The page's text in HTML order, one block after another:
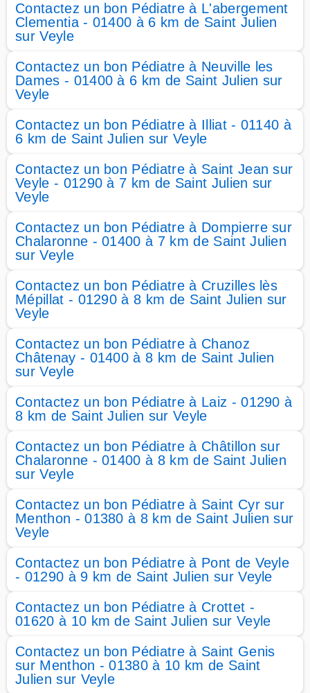
Contactez un bon Pédiatre à L'abergement
Clementia - 01400 à 6 km de Saint Julien
sur Veyle
Contactez un bon Pédiatre à Neuville les
Dames - 01400 à 6 km de Saint Julien sur
Veyle
Contactez un bon Pédiatre à Illiat - 01140 à
6 km de Saint Julien sur Veyle
Contactez un bon Pédiatre à Saint Jean sur
Veyle - 01290 à 7 km de Saint Julien sur
Veyle
Contactez un bon Pédiatre à Dompierre sur
Chalaronne - 01400 à 7 km de Saint Julien
sur Veyle
Contactez un bon Pédiatre à Cruzilles lès
Mépillat - 01290 à 8 km de Saint Julien sur
Veyle
Contactez un bon Pédiatre à Chanoz
Châtenay - 01400 à 8 km de Saint Julien
sur Veyle
Contactez un bon Pédiatre à Laiz - 01290 à
8 km de Saint Julien sur Veyle
Contactez un bon Pédiatre à Châtillon sur
Chalaronne - 01400 à 8 km de Saint Julien
sur Veyle
Contactez un bon Pédiatre à Saint Cyr sur
Menthon - 01380 à 8 km de Saint Julien sur
Veyle
Contactez un bon Pédiatre à Pont de Veyle
- 01290 à 9 km de Saint Julien sur Veyle
Contactez un bon Pédiatre à Crottet -
01620 à 10 km de Saint Julien sur Veyle
Contactez un bon Pédiatre à Saint Genis
sur Menthon - 01380 à 10 km de Saint
Julien sur Veyle